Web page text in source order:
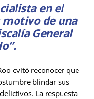
en el
motivo de una
General
evitó reconocer que
blindar sus
La respuesta